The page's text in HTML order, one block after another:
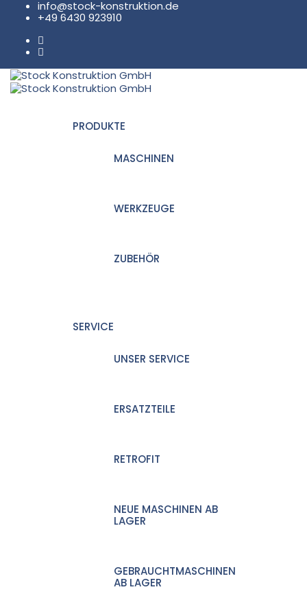
info@stock-konstruktion.de
+49 6430 923910
PRODUKTE
MASCHINEN
WERKZEUGE
ZUBEHÖR
SERVICE
UNSER SERVICE
ERSATZTEILE
RETROFIT
NEUE MASCHINEN AB
LAGER
GEBRAUCHTMASCHINEN
AB LAGER